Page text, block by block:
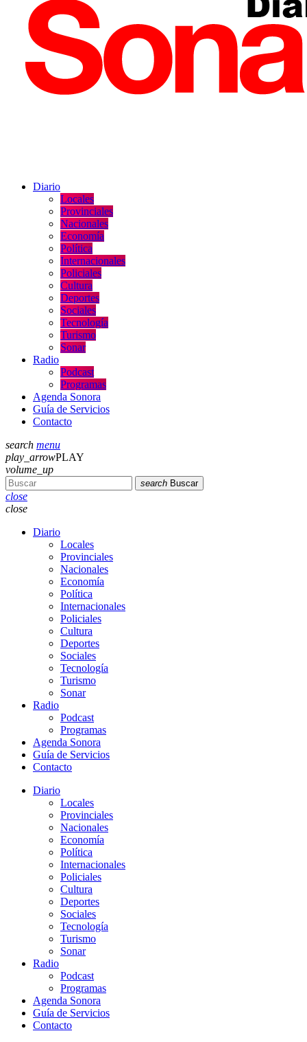
Diario
Locales
Provinciales
Nacionales
Economía
Política
Internacionales
Policiales
Cultura
Deportes
Sociales
Tecnología
Turismo
Sonar
Radio
Podcast
Programas
Agenda Sonora
Guía de Servicios
Contacto
search menu
play_arrowPLAY
volume_up
search Buscar
close
close
Diario
Locales
Provinciales
Nacionales
Economía
Política
Internacionales
Policiales
Cultura
Deportes
Sociales
Tecnología
Turismo
Sonar
Radio
Podcast
Programas
Agenda Sonora
Guía de Servicios
Contacto
Diario
Locales
Provinciales
Nacionales
Economía
Política
Internacionales
Policiales
Cultura
Deportes
Sociales
Tecnología
Turismo
Sonar
Radio
Podcast
Programas
Agenda Sonora
Guía de Servicios
Contacto